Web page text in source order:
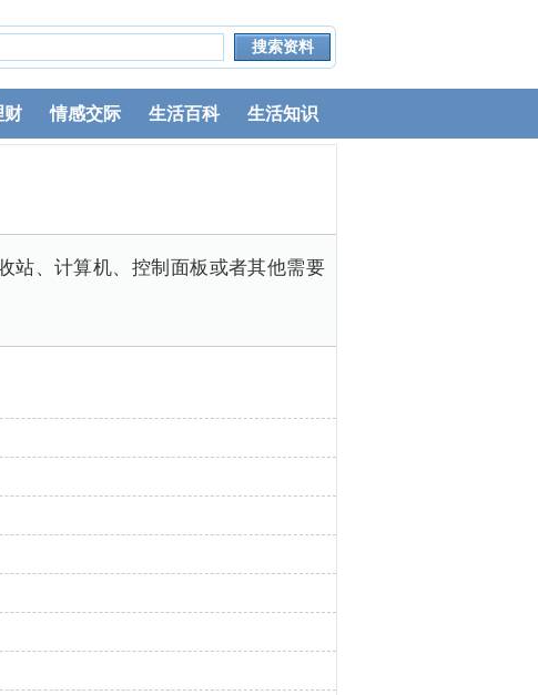
财 情感交际 生活百科 生活知识
站、计算机、控制面板或者其他需要